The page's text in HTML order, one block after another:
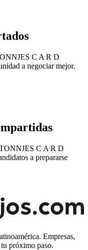
C A R D
a negociar mejor.
C A R D
a prepararse
Empresas,
próximo paso.